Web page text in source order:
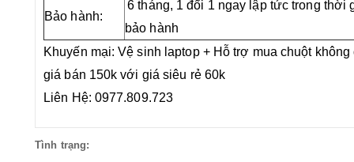
Bảo hành:
6 tháng, 1 đổi 1 ngay lập tức trong thời
bảo hành
Khuyến mại: Vệ sinh laptop + Hỗ trợ mua chuột không
giá bán 150k với giá siêu rẻ 60k
Liên Hệ: 0977.809.723
Tình trạng: